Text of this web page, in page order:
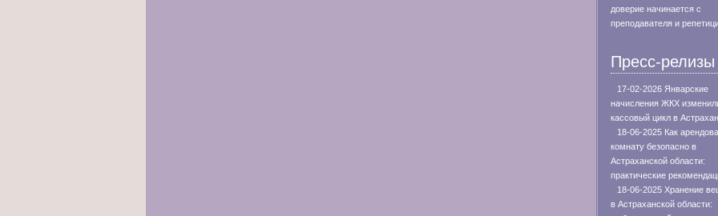
доверие начинается с
преподавателя и
Пресс-релизы
17-02-2026 Январские
начисления ЖКХ
кассовый цикл в
18-06-2025 Как
комнату безопасно в
Астраханской области:
практические
18-06-2025 Хранение
в Астраханской области: